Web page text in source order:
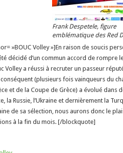
Frank Despetele, figure
emblématique des Red
»BOUC Volley »]En raison de soucis
décidé d’un commun accord de rompre
Volley a réussi à recruter un passeur
(plusieurs fois vainqueurs du
et de la Coupe de Grèce) a évolué dans
la Russie, l’Ukraine et dernièrement la
de sa sélection, nous aurons donc le
à la fin du mois. [/blockquote]